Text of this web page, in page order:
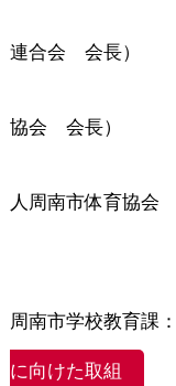
藤井 崇
連合会 会長）
西﨑 博
協会 会長）
藤井 秀
人周南市体育協会
周南市学校教育課：
に向けた取組